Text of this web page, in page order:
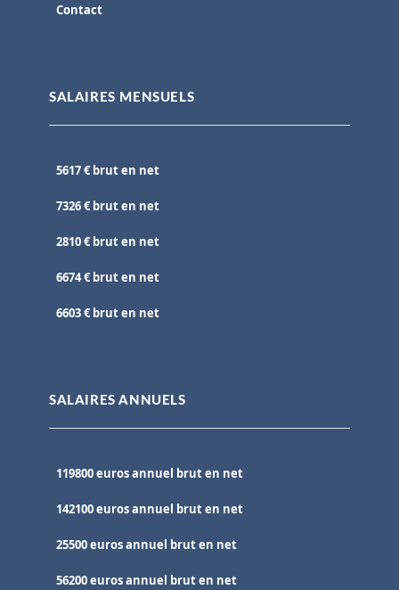
Contact
SALAIRES MENSUELS
5617 € brut en net
7326 € brut en net
2810 € brut en net
6674 € brut en net
6603 € brut en net
SALAIRES ANNUELS
119800 euros annuel brut en net
142100 euros annuel brut en net
25500 euros annuel brut en net
56200 euros annuel brut en net